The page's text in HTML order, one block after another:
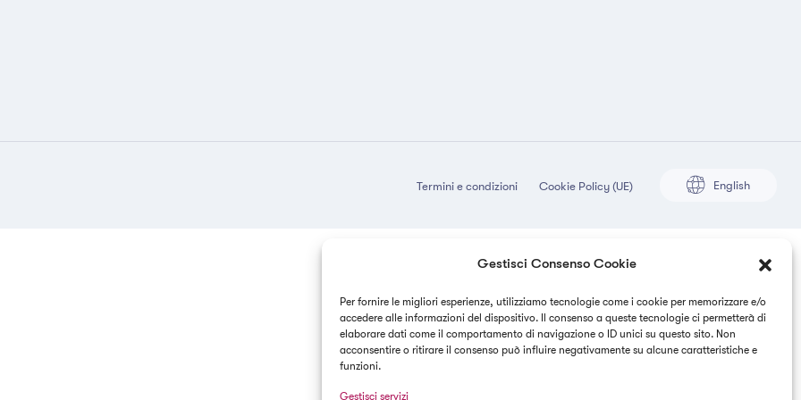
Gestisci Consenso Cookie
Per fornire le migliori esperienze, utilizziamo tecnologie come i cookie per memorizzare e/o
accedere alle informazioni del dispositivo. Il consenso a queste tecnologie ci permetterà di
elaborare dati come il comportamento di navigazione o ID unici su questo sito. Non
acconsentire o ritirare il consenso può influire negativamente su alcune caratteristiche e
funzioni.
Gestisci servizi
Termini e condizioni Cookie Policy (UE) English